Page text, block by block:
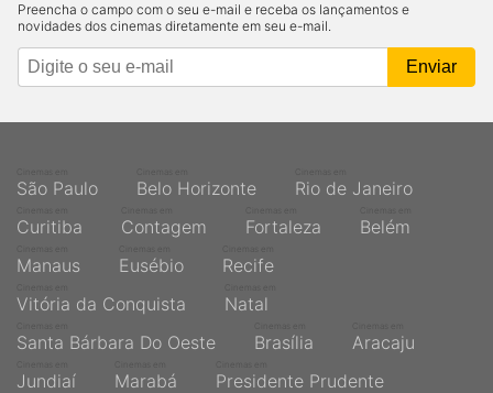
Preencha o campo com o seu e-mail e receba os lançamentos e
novidades dos cinemas diretamente em seu e-mail.
São Paulo Belo Horizonte Rio de Janeiro
Curitiba Contagem Fortaleza Belém
Manaus Eusébio Recife
Vitória da Conquista Natal
Santa Bárbara Do Oeste Brasília Aracaju
Jundiaí Marabá Presidente Prudente